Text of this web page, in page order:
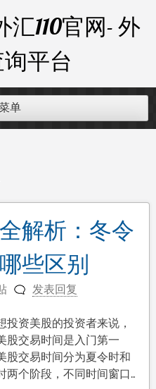
汇110官网- 外
平台
单
解析：冬令
些区别
发表回复
投资美股的投资者来说，
股交易时间是入门第一
股交易时间分为夏令时和
两个阶段，不同时间窗口…